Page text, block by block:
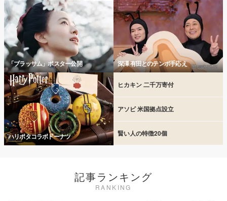
「ブラッサム」ポスター公開 深澤 有田とのテンポ手応え
ハリポタコラボドーナツ
ヒカキン 二千万寄付
アソビ 米国拠点設立
賢い人の特徴20個
記事ランキング
RANKING